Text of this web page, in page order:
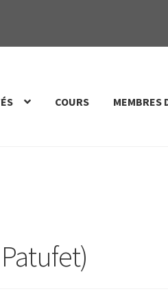
COURS MEMBRES